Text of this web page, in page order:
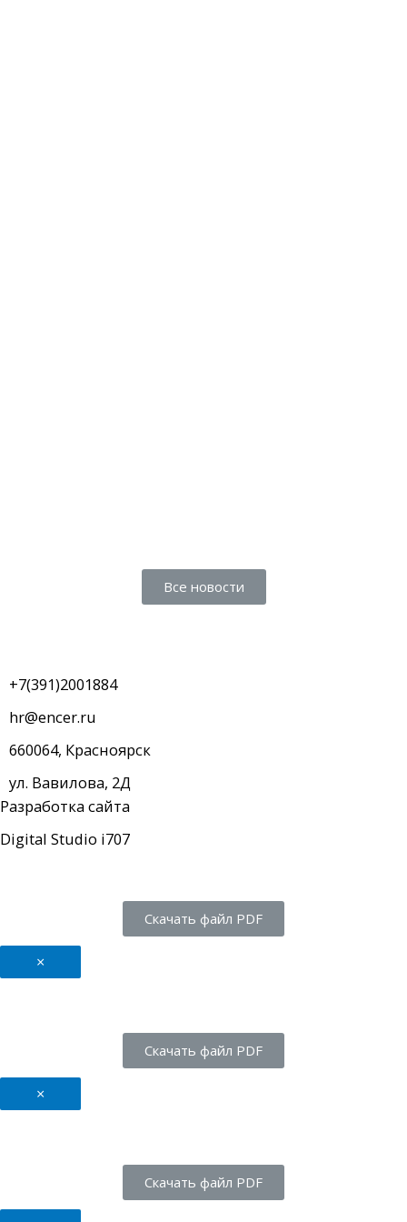
Все новости
+7(391)2001884
hr@encer.ru
660064, Красноярск
ул. Вавилова, 2Д
Разработка сайта
Digital Studio i707
Скачать файл PDF
×
Скачать файл PDF
×
Скачать файл PDF